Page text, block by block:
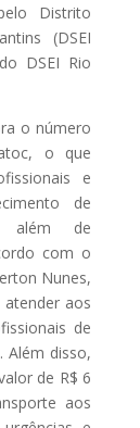
Distrito
(DSEI
DSEI Rio
o número
o que
e
de
além de
com o
Nunes,
aos
de
Além disso,
de R$ 6
aos